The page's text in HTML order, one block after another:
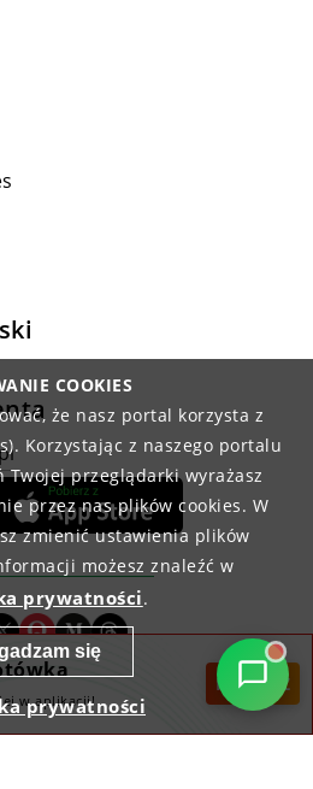
COOKIES
że nasz portal korzysta z
Korzystając z naszego portalu
Twojej przeglądarki wyrażasz
przez nas plików cookies. W
zmienić ustawienia plików
możesz znaleźć w
prywatności.
się
prywatności
w aplikacji!
POBIERZ